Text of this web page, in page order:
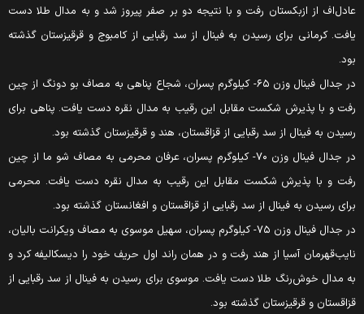
از ازبکستان رفت و با نتیجه دو بر صفر پیروز شد و به مدال طلا دست
کرمانی برای رسیدن به فینال از سد رقبایی از کامبوج و قرقیزستان گذشته
در جدال فینال وزن ۶۵- کیلوگرم پسران، شجاع پناهی به مصاف بو دونگ از چین
و با پذیرش شکست مقابل این رقیب به مدال نقره دست یافت. پناهی برای
به فینال از سد رقبایی از قزاقستان، هند و قرقیزستان گذشته بود.
در جدال فینال وزن ۷۰- کیلوگرم پسران، عرفان محرمی به مصاف شو ما از چین
و با پذیرش شکست مقابل این رقیب به مدال نقره دست یافت. محرمی
رسیدن به فینال از سد رقبایی از قزاقستان و افغانستان گذشته بود.
در جدال فینال وزن ۷۵- کیلوگرم پسران، سهیل موسوی به مصاف ویکرانت بالیان،
آسیا از هند رفت و در همان راند اول حریف خود را دیسکالیفه کرد و
مدال خوش‌رنگ طلا دست یافت. موسوی برای رسیدن به فینال از سد رقبایی از
و قرقیزستان گذشته بود.